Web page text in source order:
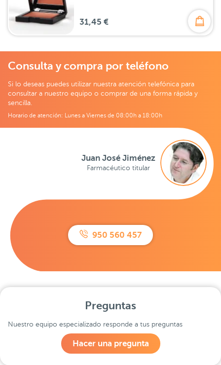
31,45 €
Consulta y compra por teléfono
Si lo deseas puedes utilizar nuestra atención telefónica para
consultar a nuestro equipo o comprar de una forma rápida y
sencilla.
Horario de atención: Lunes a Viernes de 08:00h a 18:00h
950 560 457
Juan José Jiménez
Farmacéutico titular
Preguntas
Nuestro equipo especializado responde a tus preguntas
Hacer una pregunta